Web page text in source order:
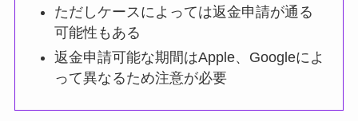
ただしケースによっては返金申請が通る
可能性もある
返金申請可能な期間はApple、Googleによ
って異なるため注意が必要